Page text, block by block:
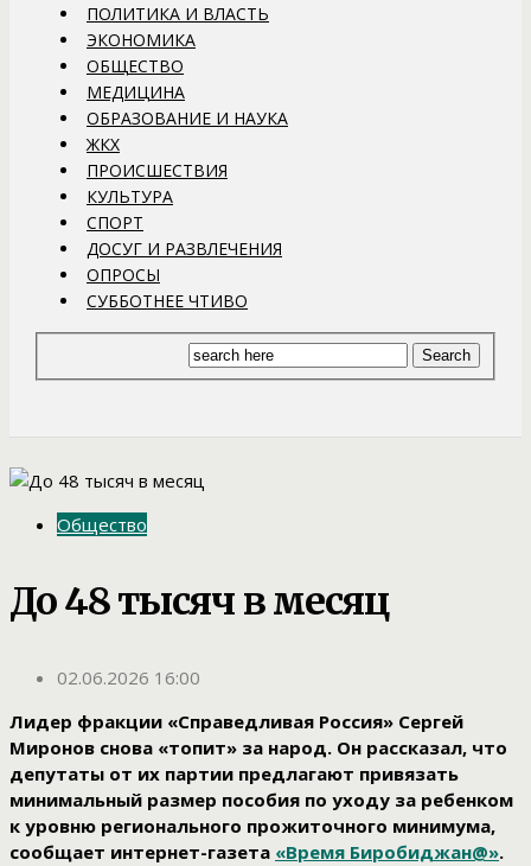
ПОЛИТИКА И ВЛАСТЬ
ЭКОНОМИКА
ОБЩЕСТВО
МЕДИЦИНА
ОБРАЗОВАНИЕ И НАУКА
ЖКХ
ПРОИСШЕСТВИЯ
КУЛЬТУРА
СПОРТ
ДОСУГ И РАЗВЛЕЧЕНИЯ
ОПРОСЫ
СУББОТНЕЕ ЧТИВО
Общество
До 48 тысяч в месяц
02.06.2026 16:00
Лидер фракции «Справедливая Россия» Сергей
Миронов снова «топит» за народ. Он рассказал, что
депутаты от их партии предлагают привязать
минимальный размер пособия по уходу за ребенком
к уровню регионального прожиточного минимума,
сообщает интернет-газета «Время Биробиджан@».